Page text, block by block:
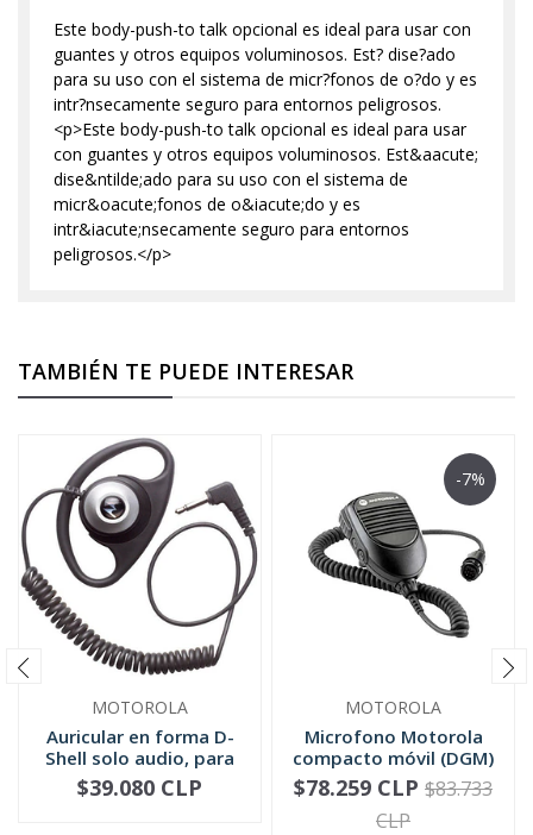
Este body-push-to talk opcional es ideal para usar con
guantes y otros equipos voluminosos. Est? dise?ado
para su uso con el sistema de micr?fonos de o?do y es
intr?nsecamente seguro para entornos peligrosos.
<p>Este body-push-to talk opcional es ideal para usar
con guantes y otros equipos voluminosos. Est&aacute;
dise&ntilde;ado para su uso con el sistema de
micr&oacute;fonos de o&iacute;do y es
intr&iacute;nsecamente seguro para entornos
peligrosos.</p>
TAMBIÉN TE PUEDE INTERESAR
MOTOROLA
Auricular en forma D-
Shell solo audio, para
mic...
+
$39.080 CLP
-7%
MOTOROLA
Microfono Motorola
compacto móvil (DGM)
RMN5052
+
-
$78.259 CLP $83.733
CLP